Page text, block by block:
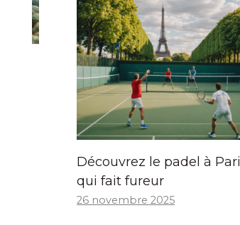
Découvrez le padel à
qui fait fureur
26 novembre 2025